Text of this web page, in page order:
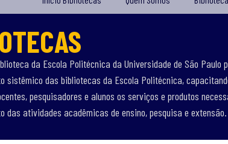
da Escola Politécnica da Universidade de São Paulo
sistêmico das bibliotecas da Escola Politécnica,
pesquisadores e alunos os serviços e produtos
das atividades acadêmicas de ensino, pesquisa e extensão.